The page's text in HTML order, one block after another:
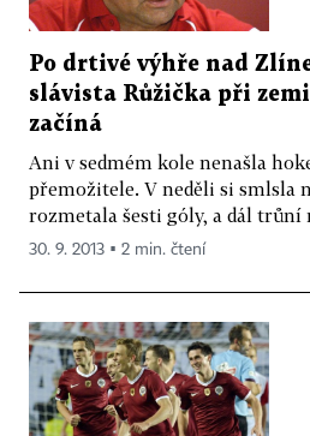
Po drtivé výhře nad
slávista Růžička při
začíná
Ani v sedmém kole nenašla
přemožitele. V neděli si smlsla
rozmetala šesti góly, a dál trůní
30. 9. 2013 ▪ 2 min. čtení